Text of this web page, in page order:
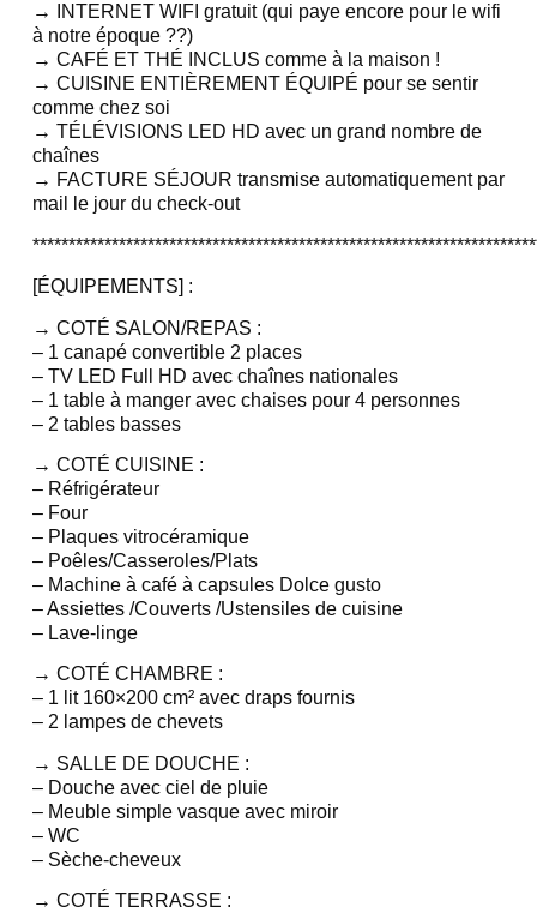
→ INTERNET WIFI gratuit (qui paye encore pour le wifi
à notre époque ??)
→ CAFÉ ET THÉ INCLUS comme à la maison !
→ CUISINE ENTIÈREMENT ÉQUIPÉ pour se sentir
comme chez soi
→ TÉLÉVISIONS LED HD avec un grand nombre de
chaînes
→ FACTURE SÉJOUR transmise automatiquement par
mail le jour du check-out
[ÉQUIPEMENTS] :
→ COTÉ SALON/REPAS :
– 1 canapé convertible 2 places
– TV LED Full HD avec chaînes nationales
– 1 table à manger avec chaises pour 4 personnes
– 2 tables basses
→ COTÉ CUISINE :
– Réfrigérateur
– Four
– Plaques vitrocéramique
– Poêles/Casseroles/Plats
– Machine à café à capsules Dolce gusto
– Assiettes /Couverts /Ustensiles de cuisine
– Lave-linge
→ COTÉ CHAMBRE :
– 1 lit 160×200 cm² avec draps fournis
– 2 lampes de chevets
→ SALLE DE DOUCHE :
– Douche avec ciel de pluie
– Meuble simple vasque avec miroir
– WC
– Sèche-cheveux
→ COTÉ TERRASSE :